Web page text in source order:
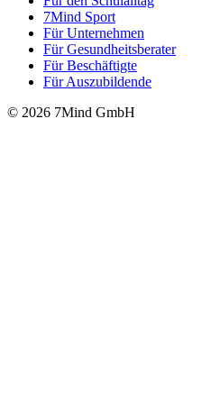
7Mind Sport
Für Unter­neh­men
Für Gesund­heits­be­ra­ter
Für Beschäftigte
Für Auszubildende
© 2026 7Mind GmbH